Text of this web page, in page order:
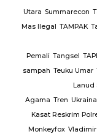
Utara Summarecon
Mas Ilegal TAMPAK
Pemali Tangsel
sampah Teuku Umar
Lanud
Agama Tren Ukraina
Kasat Reskrim
Monkeyfox Vladimir